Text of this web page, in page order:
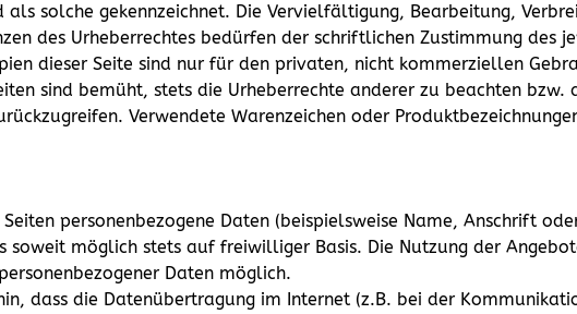
als solche gekennzeichnet. Die Vervielfältigung, Bearbeitung,
des Urheberrechtes bedürfen der schriftlichen Zustimmung des
dieser Seite sind nur für den privaten, nicht kommerziellen
sind bemüht, stets die Urheberrechte anderer zu beachten
Verwendete Warenzeichen oder
personenbezogene Daten (beispielsweise Name, Anschrift
soweit möglich stets auf freiwilliger Basis. Die Nutzung der
Daten möglich.
dass die Datenübertragung im Internet (z.B. bei der